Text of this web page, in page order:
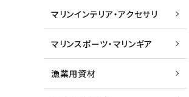
マリンインテリア・アクセサリ
マリンスポーツ・マリンギア
漁業用資材